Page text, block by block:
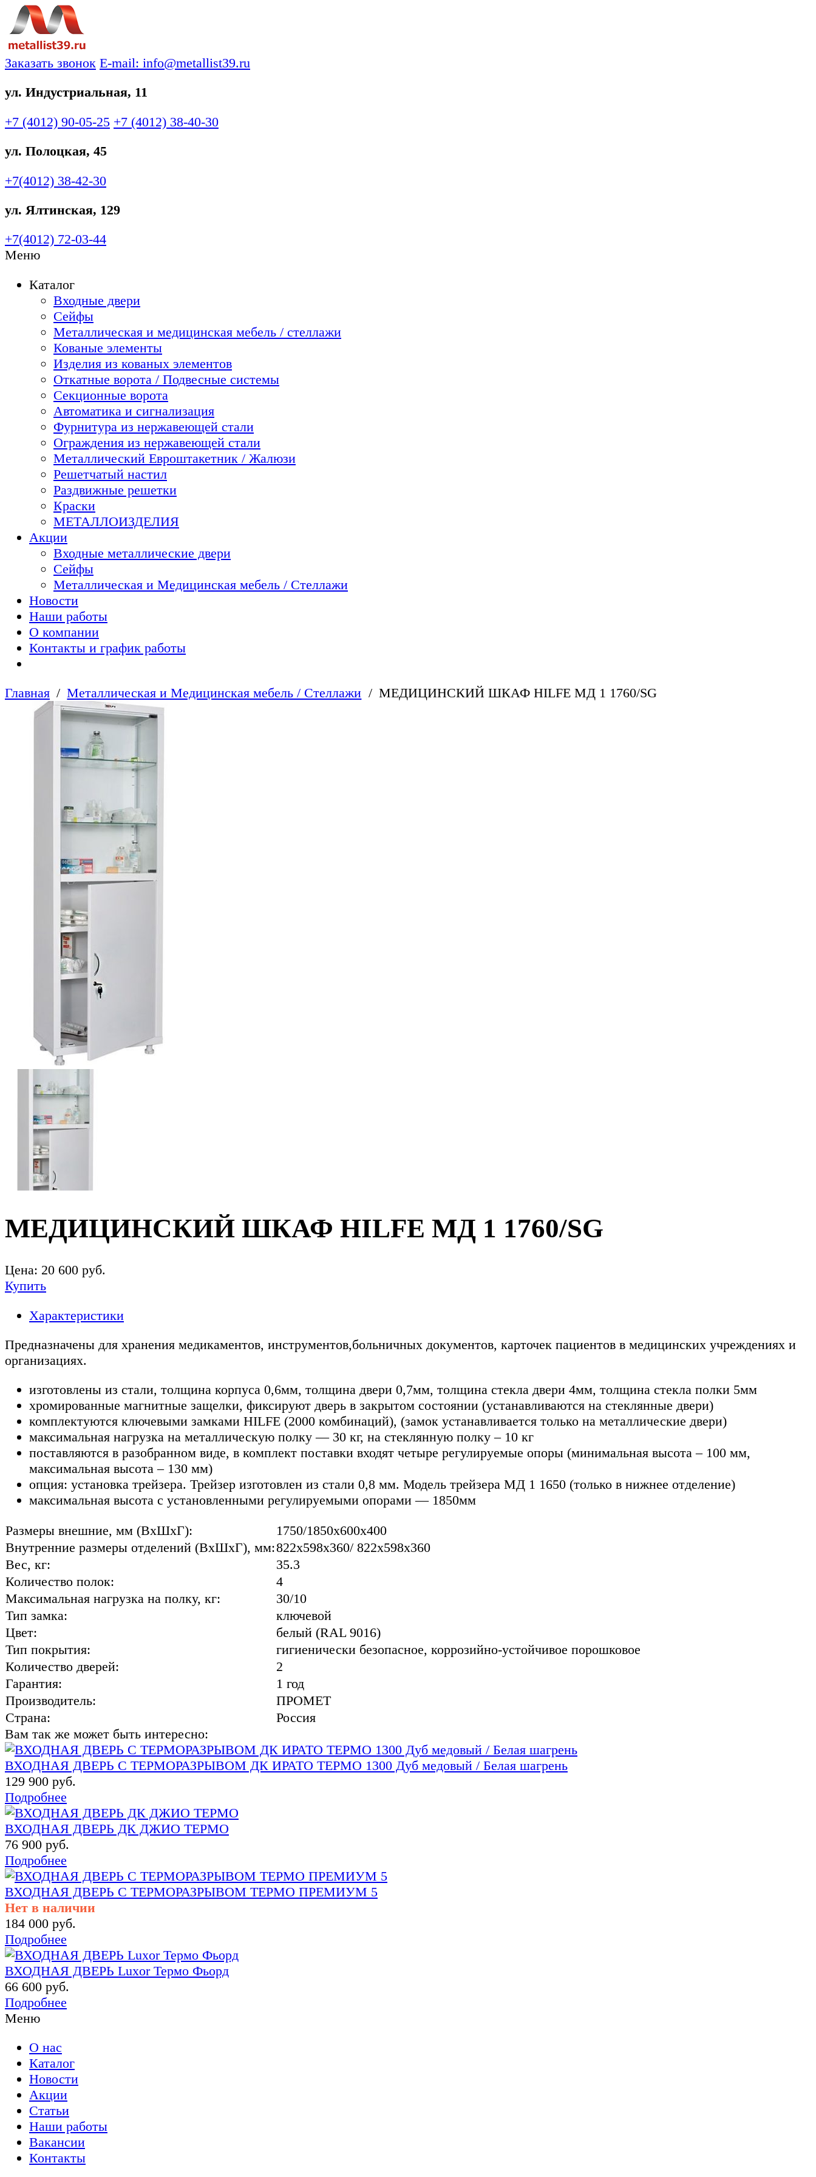
Заказать звонок E-mail: info@metallist39.ru
ул. Индустриальная, 11
+7 (4012) 90-05-25 +7 (4012) 38-40-30
ул. Полоцкая, 45
+7(4012) 38-42-30
ул. Ялтинская, 129
+7(4012) 72-03-44
Меню
Каталог
Входные двери
Сейфы
Металлическая и медицинская мебель / стеллажи
Кованые элементы
Изделия из кованых элементов
Откатные ворота / Подвесные системы
Секционные ворота
Автоматика и сигнализация
Фурнитура из нержавеющей стали
Ограждения из нержавеющей стали
Металлический Евроштакетник / Жалюзи
Решетчатый настил
Раздвижные решетки
Краски
МЕТАЛЛОИЗДЕЛИЯ
Акции
Входные металлические двери
Сейфы
Металлическая и Медицинская мебель / Стеллажи
Новости
Наши работы
О компании
Контакты и график работы
Главная Металлическая и Медицинская мебель / Стеллажи МЕДИЦИНСКИЙ ШКАФ HILFE МД 1 1760/SG
МЕДИЦИНСКИЙ ШКАФ HILFE МД 1 1760/SG
Цена: 20 600 руб.
Купить
Характеристики
Предназначены для хранения медикаментов, инструментов,больничных документов, карточек пациентов в медицинских учреждениях и
организациях.
изготовлены из стали, толщина корпуса 0,6мм, толщина двери 0,7мм, толщина стекла двери 4мм, толщина стекла полки 5мм
хромированные магнитные защелки, фиксируют дверь в закрытом состоянии (устанавливаются на стеклянные двери)
комплектуются ключевыми замками HILFE (2000 комбинаций), (замок устанавливается только на металлические двери)
максимальная нагрузка на металлическую полку — 30 кг, на стеклянную полку – 10 кг
поставляются в разобранном виде, в комплект поставки входят четыре регулируемые опоры (минимальная высота – 100 мм,
максимальная высота – 130 мм)
опция: установка трейзера. Трейзер изготовлен из стали 0,8 мм. Модель трейзера МД 1 1650 (только в нижнее отделение)
максимальная высота с установленными регулируемыми опорами — 1850мм
Размеры внешние, мм (ВхШхГ):
1750/1850x600x400
Внутренние размеры отделений (ВхШхГ), мм:822x598x360/ 822x598x360
Вес, кг:
35.3
Количество полок:
4
Максимальная нагрузка на полку, кг:
30/10
Тип замка:
ключевой
Цвет:
белый (RAL 9016)
Тип покрытия:
гигиенически безопасное, коррозийно-устойчивое порошковое
Количество дверей:
2
Гарантия:
1 год
Производитель:
ПРОМЕТ
Страна:
Россия
Вам так же может быть интересно:
ВХОДНАЯ ДВЕРЬ С ТЕРМОРАЗРЫВОМ ДК ИРАТО ТЕРМО 1300 Дуб медовый / Белая шагрень
129 900 руб.
Подробнее
ВХОДНАЯ ДВЕРЬ ДК ДЖИО ТЕРМО
76 900 руб.
Подробнее
ВХОДНАЯ ДВЕРЬ С ТЕРМОРАЗРЫВОМ ТЕРМО ПРЕМИУМ 5
Нет в наличии
184 000 руб.
Подробнее
ВХОДНАЯ ДВЕРЬ Luxor Термо Фьорд
66 600 руб.
Подробнее
Меню
О нас
Каталог
Новости
Акции
Статьи
Наши работы
Вакансии
Контакты